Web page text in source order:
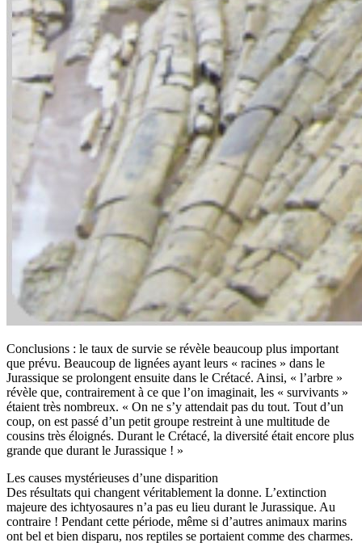
Conclusions : le taux de survie se révèle beaucoup plus important
que prévu. Beaucoup de lignées ayant leurs « racines » dans le
Jurassique se prolongent ensuite dans le Crétacé. Ainsi, « l’arbre »
révèle que, contrairement à ce que l’on imaginait, les « survivants »
étaient très nombreux. « On ne s’y attendait pas du tout. Tout d’un
coup, on est passé d’un petit groupe restreint à une multitude de
cousins très éloignés. Durant le Crétacé, la diversité était encore plus
grande que durant le Jurassique ! »
Les causes mystérieuses d’une disparition
Des résultats qui changent véritablement la donne. L’extinction
majeure des ichtyosaures n’a pas eu lieu durant le Jurassique. Au
contraire ! Pendant cette période, même si d’autres animaux marins
ont bel et bien disparu, nos reptiles se portaient comme des charmes.